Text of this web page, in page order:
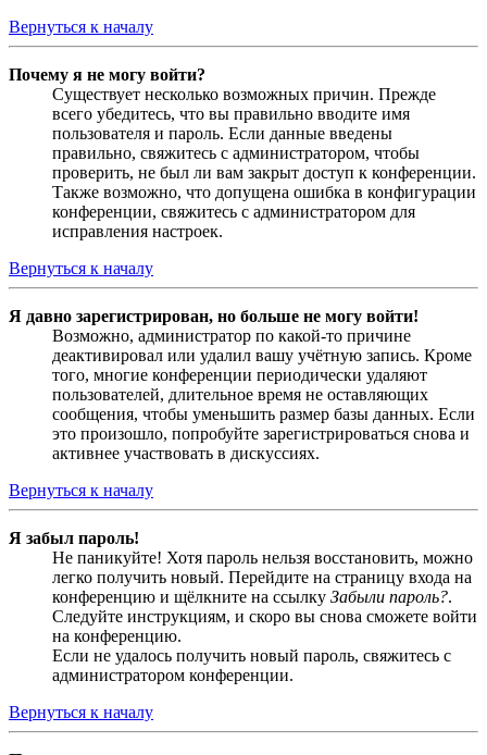
Вернуться к началу
Почему я не могу войти?
Существует несколько возможных причин. Прежде
всего убедитесь, что вы правильно вводите имя
пользователя и пароль. Если данные введены
правильно, свяжитесь с администратором, чтобы
проверить, не был ли вам закрыт доступ к конференции.
Также возможно, что допущена ошибка в конфигурации
конференции, свяжитесь с администратором для
исправления настроек.
Вернуться к началу
Я давно зарегистрирован, но больше не могу войти!
Возможно, администратор по какой-то причине
деактивировал или удалил вашу учётную запись. Кроме
того, многие конференции периодически удаляют
пользователей, длительное время не оставляющих
сообщения, чтобы уменьшить размер базы данных. Если
это произошло, попробуйте зарегистрироваться снова и
активнее участвовать в дискуссиях.
Вернуться к началу
Я забыл пароль!
Не паникуйте! Хотя пароль нельзя восстановить, можно
легко получить новый. Перейдите на страницу входа на
конференцию и щёлкните на ссылку Забыли пароль?.
Следуйте инструкциям, и скоро вы снова сможете войти
на конференцию.
Если не удалось получить новый пароль, свяжитесь с
администратором конференции.
Вернуться к началу